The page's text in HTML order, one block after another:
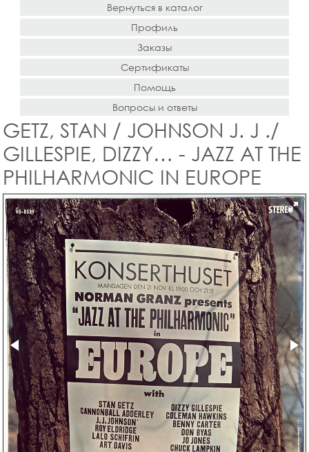
Вернуться в каталог
Профиль
Заказы
Сертификаты
Помощь
Вопросы и ответы
GETZ, STAN / JOHNSON J. J ./
GILLESPIE, DIZZY… - JAZZ AT THE
PHILHARMONIC IN EUROPE